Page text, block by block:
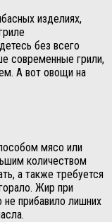
изделиях,
без всего
современные грили,
А вот овощи на
мясо или
количеством
а также требуется
Жир при
прибавило лишних